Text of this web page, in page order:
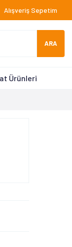
Alışveriş Sepetim
ARA
Ürünleri